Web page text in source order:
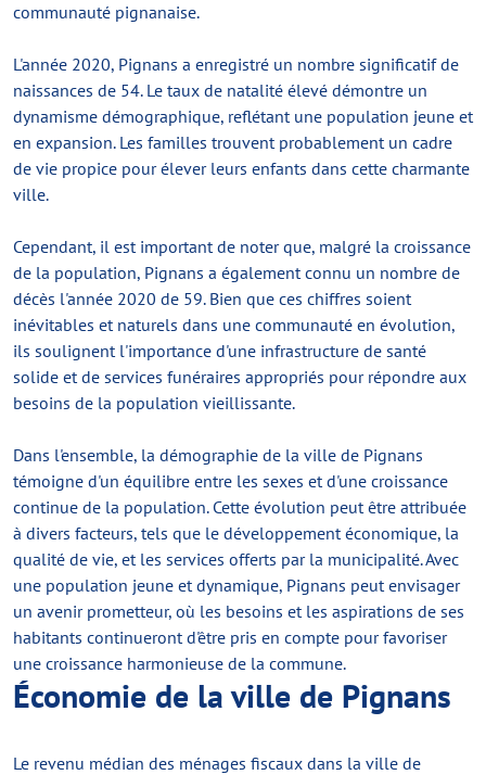
communauté pignanaise.
L'année 2020, Pignans a enregistré un nombre significatif de
naissances de 54. Le taux de natalité élevé démontre un
dynamisme démographique, reflétant une population jeune et
en expansion. Les familles trouvent probablement un cadre
de vie propice pour élever leurs enfants dans cette charmante
ville.
Cependant, il est important de noter que, malgré la croissance
de la population, Pignans a également connu un nombre de
décès l'année 2020 de 59. Bien que ces chiffres soient
inévitables et naturels dans une communauté en évolution,
ils soulignent l'importance d'une infrastructure de santé
solide et de services funéraires appropriés pour répondre aux
besoins de la population vieillissante.
Dans l'ensemble, la démographie de la ville de Pignans
témoigne d'un équilibre entre les sexes et d'une croissance
continue de la population. Cette évolution peut être attribuée
à divers facteurs, tels que le développement économique, la
qualité de vie, et les services offerts par la municipalité. Avec
une population jeune et dynamique, Pignans peut envisager
un avenir prometteur, où les besoins et les aspirations de ses
habitants continueront d'être pris en compte pour favoriser
une croissance harmonieuse de la commune.
Économie de la ville de Pignans
Le revenu médian des ménages fiscaux dans la ville de